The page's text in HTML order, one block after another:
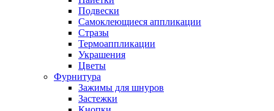
Подвески
Самоклеющиеся аппликации
Стразы
Термоаппликации
Украшения
Цветы
Фурнитура
Зажимы для шнуров
Застежки